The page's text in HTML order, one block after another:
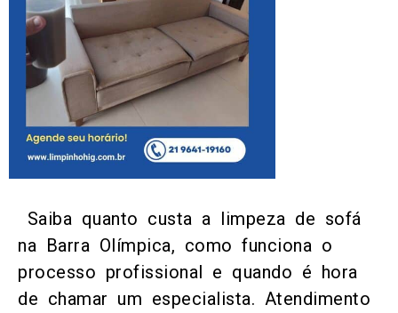
Saiba quanto custa a limpeza de sofá
na Barra Olímpica, como funciona o
processo profissional e quando é hora
de chamar um especialista. Atendimento